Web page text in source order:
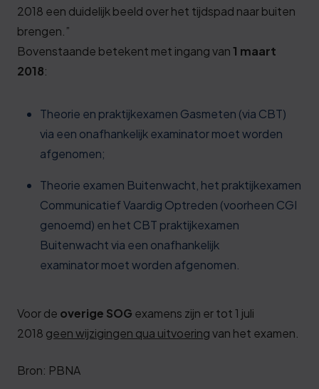
2018 een duidelijk beeld over het tijdspad naar buiten
brengen.”
Bovenstaande betekent met ingang van1 maart
2018:
Theorie en praktijkexamen Gasmeten (via CBT)
via een onafhankelijk examinator moet worden
afgenomen;
Theorie examen Buitenwacht, het praktijkexamen
Communicatief Vaardig Optreden (voorheen CGI
genoemd) en het CBT praktijkexamen
Buitenwacht via een onafhankelijk
examinator moet worden afgenomen.
Voor de overige SOG examens zijn er tot 1 juli
2018 geen wijzigingen qua uitvoeringvan het examen.
Bron: PBNA